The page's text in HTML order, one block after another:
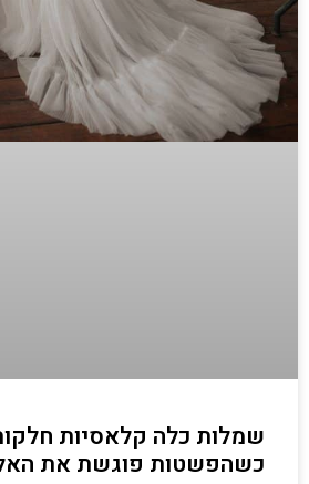
שמלות כלה קלאסיות
כשהפשטות פוגשת את